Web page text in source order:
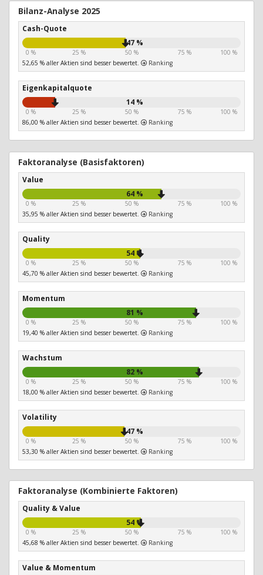
Bilanz-Analyse 2025
Cash-Quote
47 %
0 % 25 % 50 % 75 %
100 %
52,65 % aller Aktien sind besser bewertet.
Ranking
Eigenkapitalquote
14 %
0 % 25 % 50 % 75 %
100 %
86,00 % aller Aktien sind besser bewertet.
Ranking
Faktoranalyse (Basisfaktoren)
Value
64 %
0 % 25 % 50 % 75 %
100 %
35,95 % aller Aktien sind besser bewertet.
Ranking
Quality
54 %
0 % 25 % 50 % 75 %
100 %
45,70 % aller Aktien sind besser bewertet.
Ranking
Momentum
81 %
0 % 25 % 50 % 75 %
100 %
19,40 % aller Aktien sind besser bewertet.
Ranking
Wachstum
82 %
0 % 25 % 50 % 75 %
100 %
18,00 % aller Aktien sind besser bewertet.
Ranking
Volatility
47 %
0 % 25 % 50 % 75 %
100 %
53,30 % aller Aktien sind besser bewertet.
Ranking
Faktoranalyse (Kombinierte Faktoren)
Quality & Value
54 %
0 % 25 % 50 % 75 %
100 %
45,68 % aller Aktien sind besser bewertet.
Ranking
Value & Momentum